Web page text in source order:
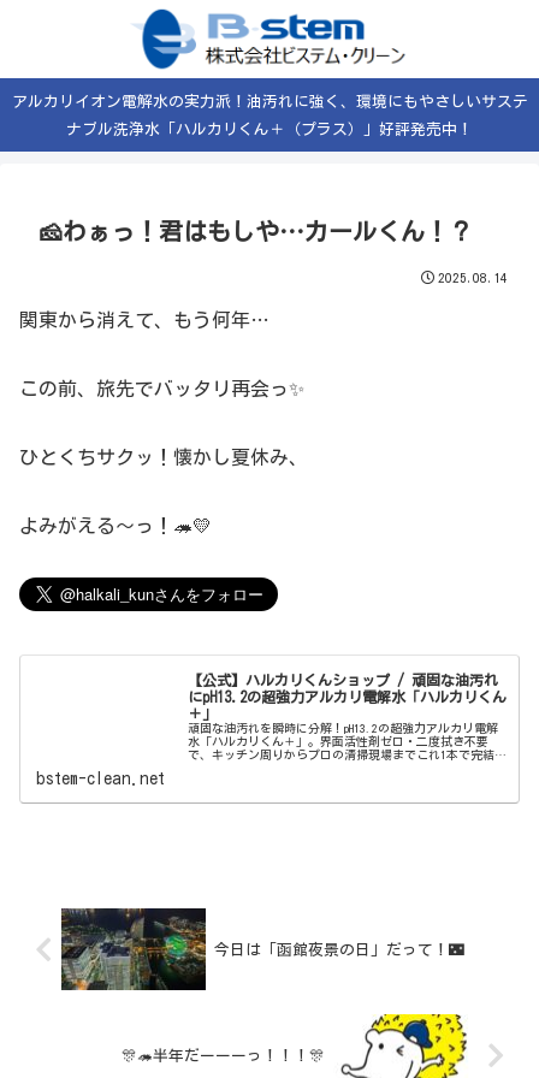
アルカリイオン電解水の実力派！油汚れに強く、環境にもやさしいサステ
ナブル洗浄水「ハルカリくん＋（プラス）」好評発売中！
🧀わぁっ！君はもしや…カールくん！？
2025.08.14
関東から消えて、もう何年…
この前、旅先でバッタリ再会っ✨
ひとくちサクッ！懐かし夏休み、
よみがえる〜っ！🦔💛
【公式】ハルカリくんショップ / 頑固な油汚れ
にpH13.2の超強力アルカリ電解水「ハルカリくん
＋」
頑固な油汚れを瞬時に分解！pH13.2の超強力アルカリ電解
水「ハルカリくん＋」。界面活性剤ゼロ・二度拭き不要
で、キッチン周りからプロの清掃現場までこれ1本で完結。
bstem-clean.net
今日は「函館夜景の日」だって！🌃
🎊🦔半年だーーーっ！！！🎊